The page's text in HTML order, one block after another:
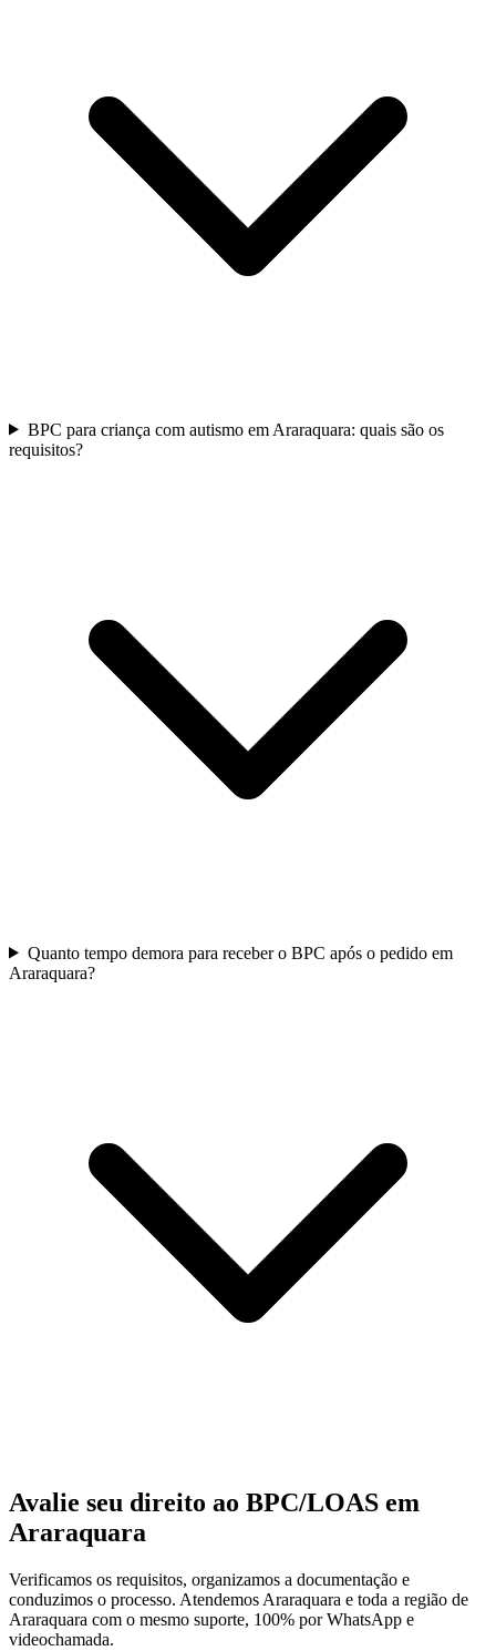
BPC para criança com autismo em Araraquara: quais são os
requisitos?
Quanto tempo demora para receber o BPC após o pedido em
Araraquara?
Avalie seu direito ao BPC/LOAS em
Araraquara
Verificamos os requisitos, organizamos a documentação e
conduzimos o processo. Atendemos Araraquara e toda a região de
Araraquara com o mesmo suporte, 100% por WhatsApp e
videochamada.